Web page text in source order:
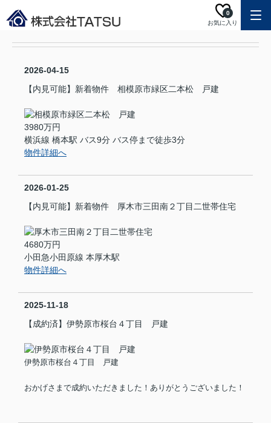
お気に入り
0
2026-04-15
【内見可能】新着物件 相模原市緑区二本松 戸建
3980万円
横浜線 橋本駅 バス9分 バス停まで徒歩3分
物件詳細へ
2026-01-25
【内見可能】新着物件 厚木市三田南２丁目二世帯住宅
4680万円
小田急小田原線 本厚木駅
物件詳細へ
2025-11-18
【成約済】伊勢原市桜台４丁目 戸建
伊勢原市桜台４丁目 戸建
おかげさまで成約いただきました！ありがとうございました！